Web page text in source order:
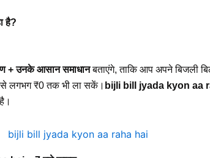
है?
+ उनके आसान समाधानबताएंगे, ताकि आप अपने बिजली
लगभग ₹0 तक भी ला सकें। bijli bill jyada kyon aa